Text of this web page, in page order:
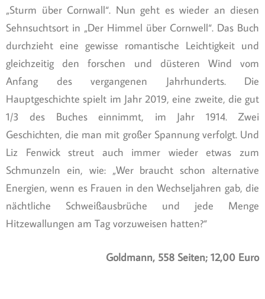
„Sturm über Cornwall“. Nun geht es wieder an diesen
Sehnsuchtsort in „Der Himmel über Cornwell“. Das Buch
durchzieht eine gewisse romantische Leichtigkeit und
gleichzeitig den forschen und düsteren Wind vom
Anfang des vergangenen Jahrhunderts. Die
Hauptgeschichte spielt im Jahr 2019, eine zweite, die gut
1/3 des Buches einnimmt, im Jahr 1914. Zwei
Geschichten, die man mit großer Spannung verfolgt. Und
Liz Fenwick streut auch immer wieder etwas zum
Schmunzeln ein, wie: „Wer braucht schon alternative
Energien, wenn es Frauen in den Wechseljahren gab, die
nächtliche Schweißausbrüche und jede Menge
Hitzewallungen am Tag vorzuweisen hatten?“
Goldmann, 558 Seiten; 12,00 Euro